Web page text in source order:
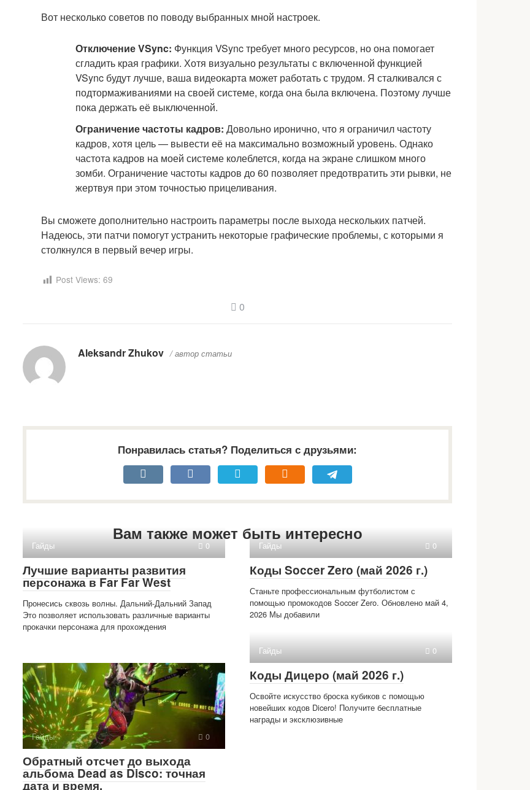
Вот несколько советов по поводу выбранных мной настроек.
Отключение VSync: Функция VSync требует много ресурсов, но она помогает
сгладить края графики. Хотя визуально результаты с включенной функцией
VSync будут лучше, ваша видеокарта может работать с трудом. Я сталкивался с
подтормаживаниями на своей системе, когда она была включена. Поэтому лучше
пока держать её выключенной.
Ограничение частоты кадров: Довольно иронично, что я ограничил частоту
кадров, хотя цель — вывести её на максимально возможный уровень. Однако
частота кадров на моей системе колеблется, когда на экране слишком много
зомби. Ограничение частоты кадров до 60 позволяет предотвратить эти рывки, не
жертвуя при этом точностью прицеливания.
Вы сможете дополнительно настроить параметры после выхода нескольких патчей.
Надеюсь, эти патчи помогут устранить некоторые графические проблемы, с которыми я
столкнулся в первый вечер игры.
Post Views: 69
0
Aleksandr Zhukov / автор статьи
Понравилась статья? Поделиться с друзьями:
Вам также может быть интересно
Гайды 0
Лучшие варианты развития
персонажа в Far Far West
Пронесись сквозь волны. Дальний-Дальний Запад
Это позволяет использовать различные варианты
прокачки персонажа для прохождения
Гайды 0
Коды Soccer Zero (май 2026 г.)
Станьте профессиональным футболистом с
помощью промокодов Soccer Zero. Обновлено май 4,
2026 Мы добавили
Гайды 0
Обратный отсчет до выхода
альбома Dead as Disco: точная
дата и время.
Гайды 0
Коды Дицеро (май 2026 г.)
Освойте искусство броска кубиков с помощью
новейших кодов Dicero! Получите бесплатные
награды и эксклюзивные